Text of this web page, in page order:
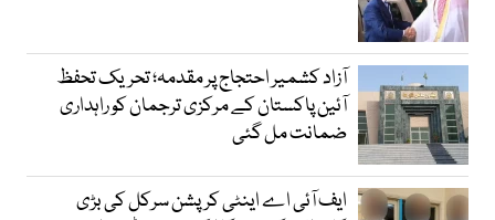
آزاد کشمیر احتجاج پر مقدمہ؛ تحریک تحفظ
آئین پاکستان کے مرکزی ترجمان کو راہداری
ضمانت مل گئی
ایف آئی اے اینٹی کرپشن سرکل کی بڑی